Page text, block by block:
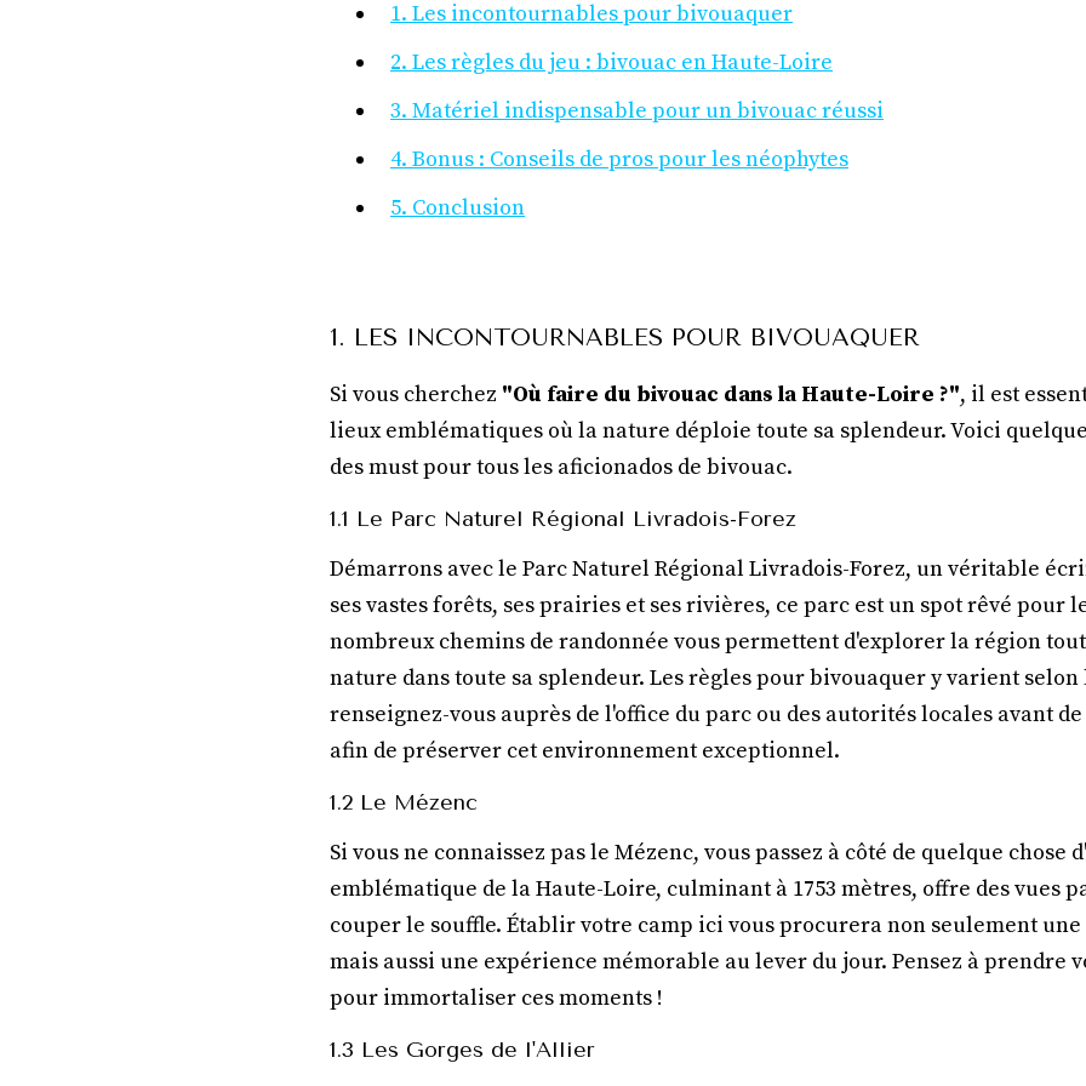
1. Les incontournables pour bivouaquer
2. Les règles du jeu : bivouac en Haute-Loire
3. Matériel indispensable pour un bivouac réussi
4. Bonus : Conseils de pros pour les néophytes
5. Conclusion
1. LES INCONTOURNABLES POUR BIVOUAQUER
Si vous cherchez "Où faire du bivouac dans la Haute-Loire ?", il est
lieux emblématiques où la nature déploie toute sa splendeur. Voici
des must pour tous les aficionados de bivouac.
1.1 Le Parc Naturel Régional Livradois-Forez
Démarrons avec le Parc Naturel Régional Livradois-Forez, un véritable
ses vastes forêts, ses prairies et ses rivières, ce parc est un spot rêvé pour
nombreux chemins de randonnée vous permettent d'explorer la région
nature dans toute sa splendeur. Les règles pour bivouaquer y varient selon
renseignez-vous auprès de l'office du parc ou des autorités locales avant
afin de préserver cet environnement exceptionnel.
1.2 Le Mézenc
Si vous ne connaissez pas le Mézenc, vous passez à côté de quelque chose
emblématique de la Haute-Loire, culminant à 1753 mètres, offre des vues
couper le souffle. Établir votre camp ici vous procurera non seulement
mais aussi une expérience mémorable au lever du jour. Pensez à prendre
pour immortaliser ces moments !
1.3 Les Gorges de l'Allier